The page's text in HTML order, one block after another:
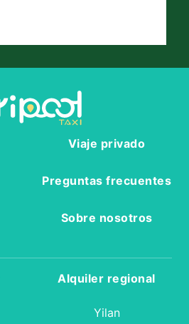
Viaje privado
Preguntas frecuentes
Sobre nosotros
Alquiler regional
Yilan